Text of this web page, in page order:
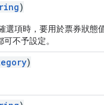
)
選項時，要用於票券狀態
可不予設定。
)